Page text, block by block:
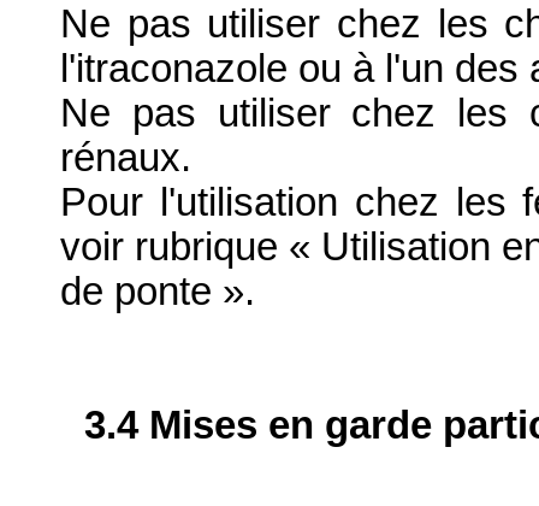
Ne pas utiliser chez les
l'itraconazole ou à l'un des
Ne pas utiliser chez les
rénaux.
Pour l'utilisation chez les
voir rubrique « Utilisation
de ponte ».
3.4 Mises en garde